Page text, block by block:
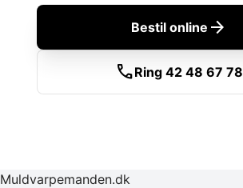
Bestil online arrow_forward
callRing 42 48 67 78
Muldvarpemanden.dk